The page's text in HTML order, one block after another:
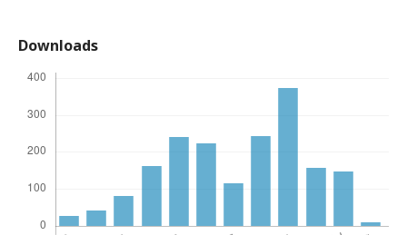
Downloads